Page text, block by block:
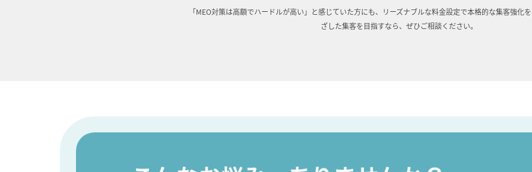
「MEO対策は高額でハードルが高い」と感じていた方にも、リーズナブルな料金設定で本格的な集客強化
ざした集客を目指すなら、ぜひご相談ください。